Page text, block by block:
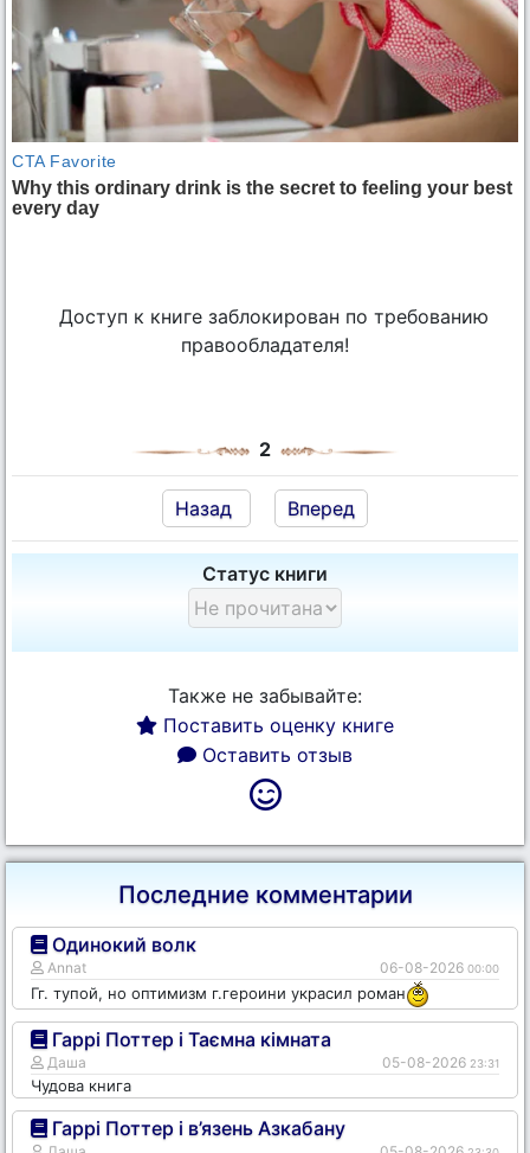
Доступ к книге заблокирован по требованию
правообладателя!
2
Назад Вперед
Статус книги
Также не забывайте:
Поставить оценку книге
Оставить отзыв
Последние комментарии
Одинокий волк
Annat 06-08-2026 00:00
Гг. тупой, но оптимизм г.героини украсил роман
Гаррі Поттер і Таємна кімната
Даша 05-08-2026 23:31
Чудова книга
Гаррі Поттер і в’язень Азкабану